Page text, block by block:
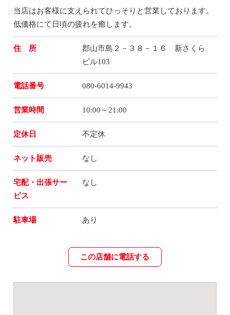
当店はお客様に支えられてひっそりと営業しております。
低価格にて日頃の疲れを癒します。
住 所
郡山市島２－３８－１６ 新さくら
ビル103
電話番号 080-6014-9943
営業時間 10:00～21:00
定休日 不定休
ネット販売 なし
宅配・出張サー
ビス
なし
駐車場 あり
この店舗に電話する